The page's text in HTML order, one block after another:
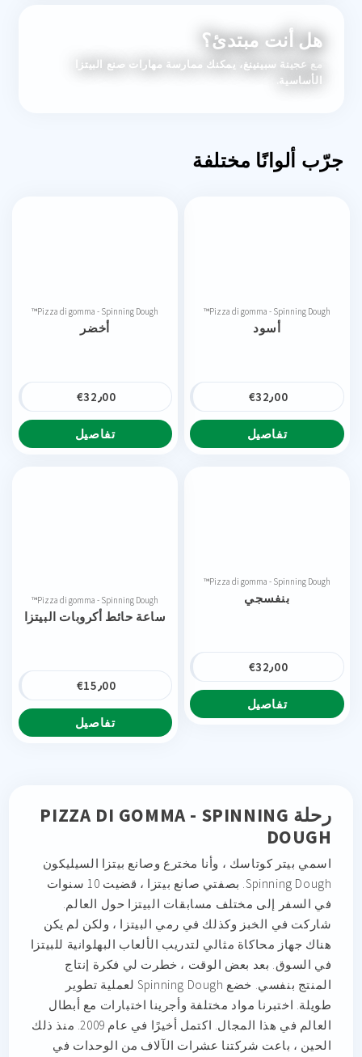
هل أنت مبتدئ؟
مع عجينة سبينينغ، يمكنك ممارسة مهارات صنع البيتزا
الأساسية.
جرّب ألوانًا مختلفة
Pizza di gomma - Spinning Dough™
أسود
€ 32٫00
تفاصيل
Pizza di gomma - Spinning Dough™
أخضر
€ 32٫00
تفاصيل
Pizza di gomma - Spinning Dough™
بنفسجي
€ 32٫00
تفاصيل
Pizza di gomma - Spinning Dough™
ساعة حائط أكروبات البيتزا
€ 15٫00
تفاصيل
رحلة PIZZA DI GOMMA - SPINNING
DOUGH
اسمي بيتر كوتاسك ، وأنا مخترع وصانع بيتزا السيليكون
Spinning Dough. بصفتي صانع بيتزا ، قضيت 10 سنوات
في السفر إلى مختلف مسابقات البيتزا حول العالم.
شاركت في الخبز وكذلك في رمي البيتزا ، ولكن لم يكن
هناك جهاز محاكاة مثالي لتدريب الألعاب البهلوانية للبيتزا
في السوق. بعد بعض الوقت ، خطرت لي فكرة إنتاج
المنتج بنفسي. خضع Spinning Dough لعملية تطوير
طويلة. اختبرنا مواد مختلفة وأجرينا اختبارات مع أبطال
العالم في هذا المجال. اكتمل أخيرًا في عام 2009. منذ ذلك
الحين ، باعت شركتنا عشرات الآلاف من الوحدات في